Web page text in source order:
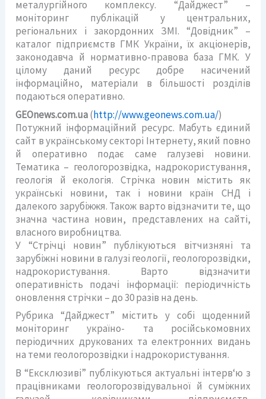
металургійного комплексу. “Дайджест” –
моніторинг публікацій у центральних,
регіональних і закордонних ЗМІ. “Довідник” –
каталог підприємств ГМК України, їх акціонерів,
законодавча й нормативно-правова база ГМК. У
цілому даний ресурс добре насичений
інформаційно, матеріали в більшості розділів
подаються оперативно.
GEOnews.com.ua(http://www.geonews.com.ua/)
Потужний інформаційний ресурс. Мабуть єдиний
сайт в українському секторі Інтернету, який повно
й оперативно подає саме галузеві новини.
Тематика – геологорозвідка, надрокористування,
геологія й екологія. Стрічка новин містить як
українські новини, так і новини країн СНД і
далекого зарубіжжя. Також варто відзначити те, що
значна частина новин, представлених на сайті,
власного виробництва.
У “Стрічці новин” публікуються вітчизняні та
зарубіжні новини в галузі геології, геологорозвідки,
надрокористування. Варто відзначити
оперативність подачі інформації: періодичність
оновлення стрічки – до 30 разів на день.
Рубрика “Дайджест” містить у собі щоденний
моніторинг україно- та російськомовних
періодичних друкованих та електронних видань
на теми геологорозвідки і надрокористування.
В “Ексклюзиві” публікуються актуальні інтерв‘ю з
працівниками геологорозвідувальної й суміжних